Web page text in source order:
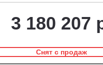
3 180 207
Снят с продаж